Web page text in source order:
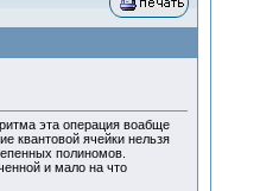
эта операция воабще
квантовой ячейки нельзя
полиномов.
и мало на что